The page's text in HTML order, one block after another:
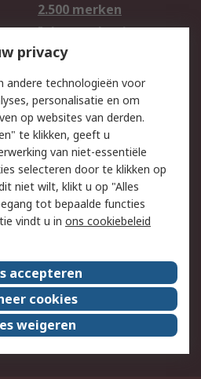
2.500 merken
Inkoopoplossingen
Technisch advies
Email veiligheid
Websitevoorwaarden
Over ons
Werken bij RS
privacy
andere technologieën voor
personalisatie en om
op websites van derden.
te klikken, geeft u
van niet-essentiële
selecteren door te klikken op
niet wilt, klikt u op "Alles
tot bepaalde functies
vindt u in ons cookiebeleid
accepteren
cookies
weigeren